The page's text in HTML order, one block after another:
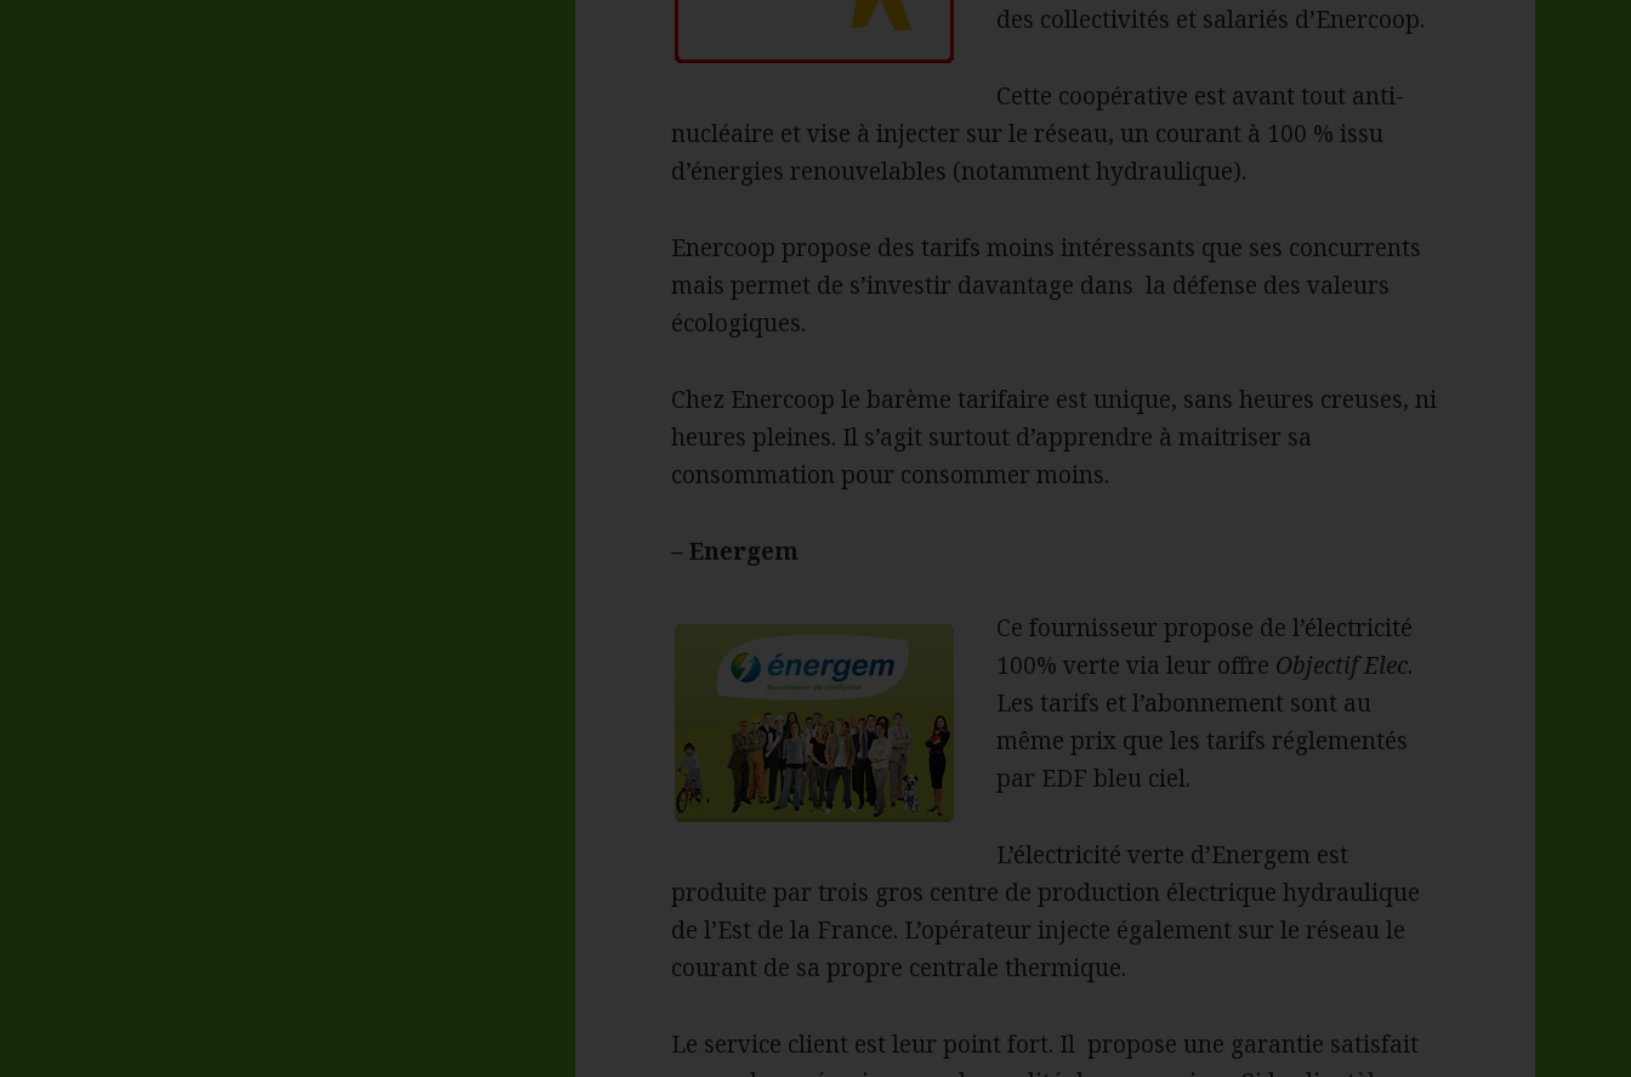
des collectivités et salariés d’Enercoop.
Cette coopérative est avant tout anti-
nucléaire et vise à injecter sur le réseau, un courant à 100 % issu
d’énergies renouvelables (notamment hydraulique).
Enercoop propose des tarifs moins intéressants que ses concurrents
mais permet de s’investir davantage dans la défense des valeurs
écologiques.
Chez Enercoop le barème tarifaire est unique, sans heures creuses, ni
heures pleines. Il s’agit surtout d’apprendre à maitriser sa
consommation pour consommer moins.
– Energem
Ce fournisseur propose de l’électricité
100% verte via leur offre Objectif Elec.
Les tarifs et l’abonnement sont au
même prix que les tarifs réglementés
par EDF bleu ciel.
L’électricité verte d’Energem est
produite par trois gros centre de production électrique hydraulique
de l’Est de la France. L’opérateur injecte également sur le réseau le
courant de sa propre centrale thermique.
Le service client est leur point fort. Il propose une garantie satisfait